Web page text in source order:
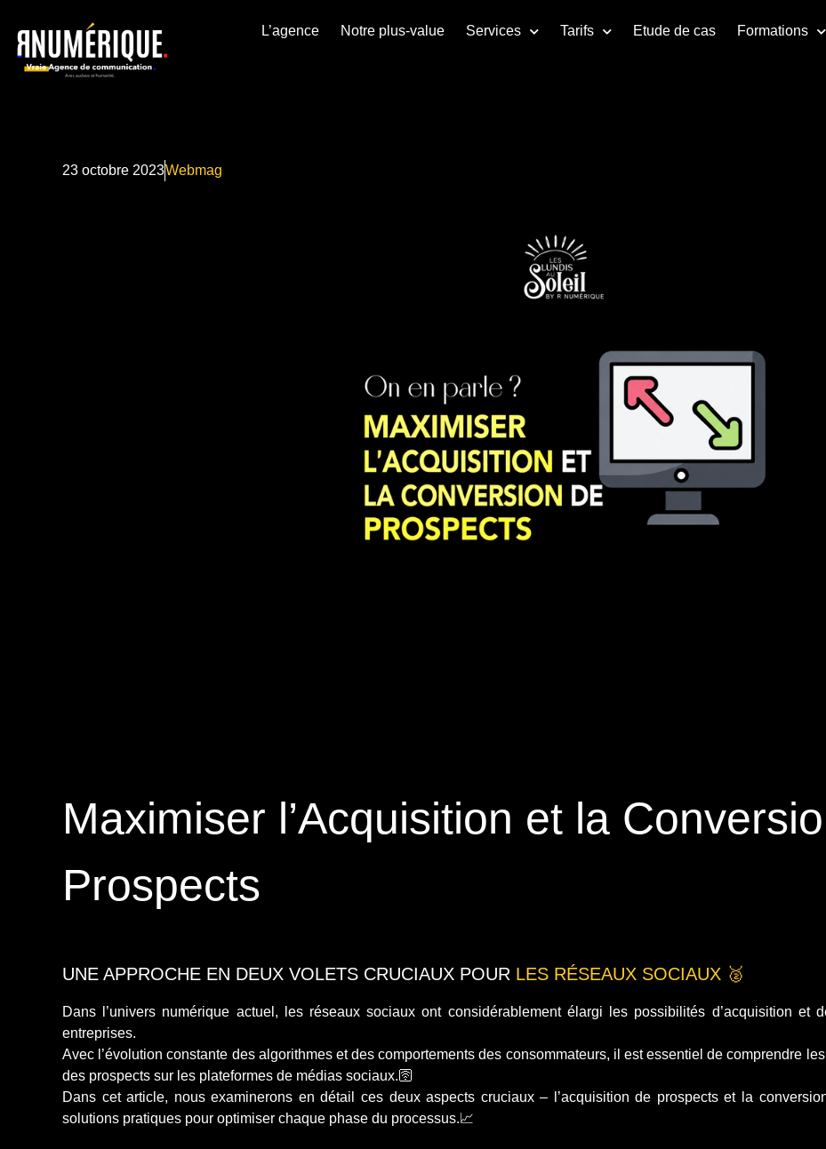
L’agence Notre plus-value Services Tarifs Etude de cas Formations
23 octobre 2023Webmag
Maximiser l’Acquisition et la
Prospects
UNE APPROCHE EN DEUX VOLETS CRUCIAUX POUR LES RÉSEAUX SOCIAUX 🥈
Dans l’univers numérique actuel, les réseaux sociaux ont considérablement élargi les possibilités d’acquisition et
entreprises.
Avec l’évolution constante des algorithmes et des comportements des consommateurs, il est essentiel de comprendre
des prospects sur les plateformes de médias sociaux.🛜
Dans cet article, nous examinerons en détail ces deux aspects cruciaux – l’acquisition de prospects et la
solutions pratiques pour optimiser chaque phase du processus.📈